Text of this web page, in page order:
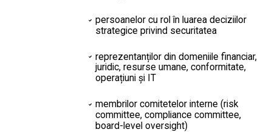
persoanelor cu rol în luarea deciziilor
strategice privind securitatea
reprezentanților din domeniile financiar,
juridic, resurse umane, conformitate,
operațiuni și IT
membrilor comitetelor interne (risk
committee, compliance committee,
board-level oversight)